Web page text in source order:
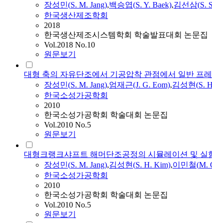
장성민(S. M. Jang),백승엽(S. Y. Baek),김선삼(S.
한국생산제조학회
2018
한국생산제조시스템학회 학술발표대회 논문집
Vol.2018 No.10
원문보기
대형 축의 자유단조에서 기공압착 관점에서 일반 프
장성민(S. M. Jang),엄재근(J. G. Eom),김성현(S.
한국소성가공학회
2010
한국소성가공학회 학술대회 논문집
Vol.2010 No.5
원문보기
대형크랭크샤프트 해머단조공정의 시뮬레이션 및 실
장성민(S. M. Jang),김성현(S. H. Kim),이민철(M.
한국소성가공학회
2010
한국소성가공학회 학술대회 논문집
Vol.2010 No.5
원문보기